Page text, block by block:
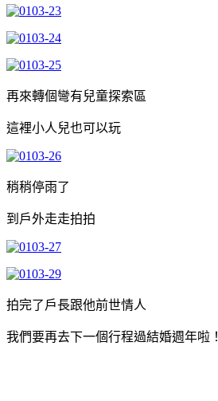
再來轉個彎有兒童探索區
這裡小人兒也可以玩
稍稍停雨了
到戶外走走拍拍
拍完了戶長跟他前世情人
我們要再去下一個行程過結婚週年啦！